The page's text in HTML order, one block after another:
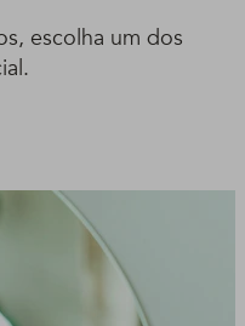
escolha um dos